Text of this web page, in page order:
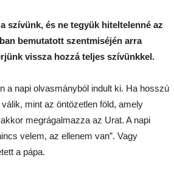
szívünk, és ne tegyük hiteltelenné az
bemutatott szentmiséjén arra
vissza hozzá teljes szívünkkel.
a napi olvasmányból indult ki. Ha hosszú
mint az öntözetlen föld, amely
megrágalmazza az Urat. A napi
velem, az ellenem van”. Vagy
a pápa.